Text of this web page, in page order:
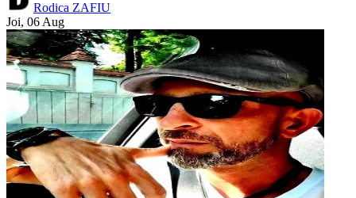
Rodica ZAFIU
Joi, 06 Aug